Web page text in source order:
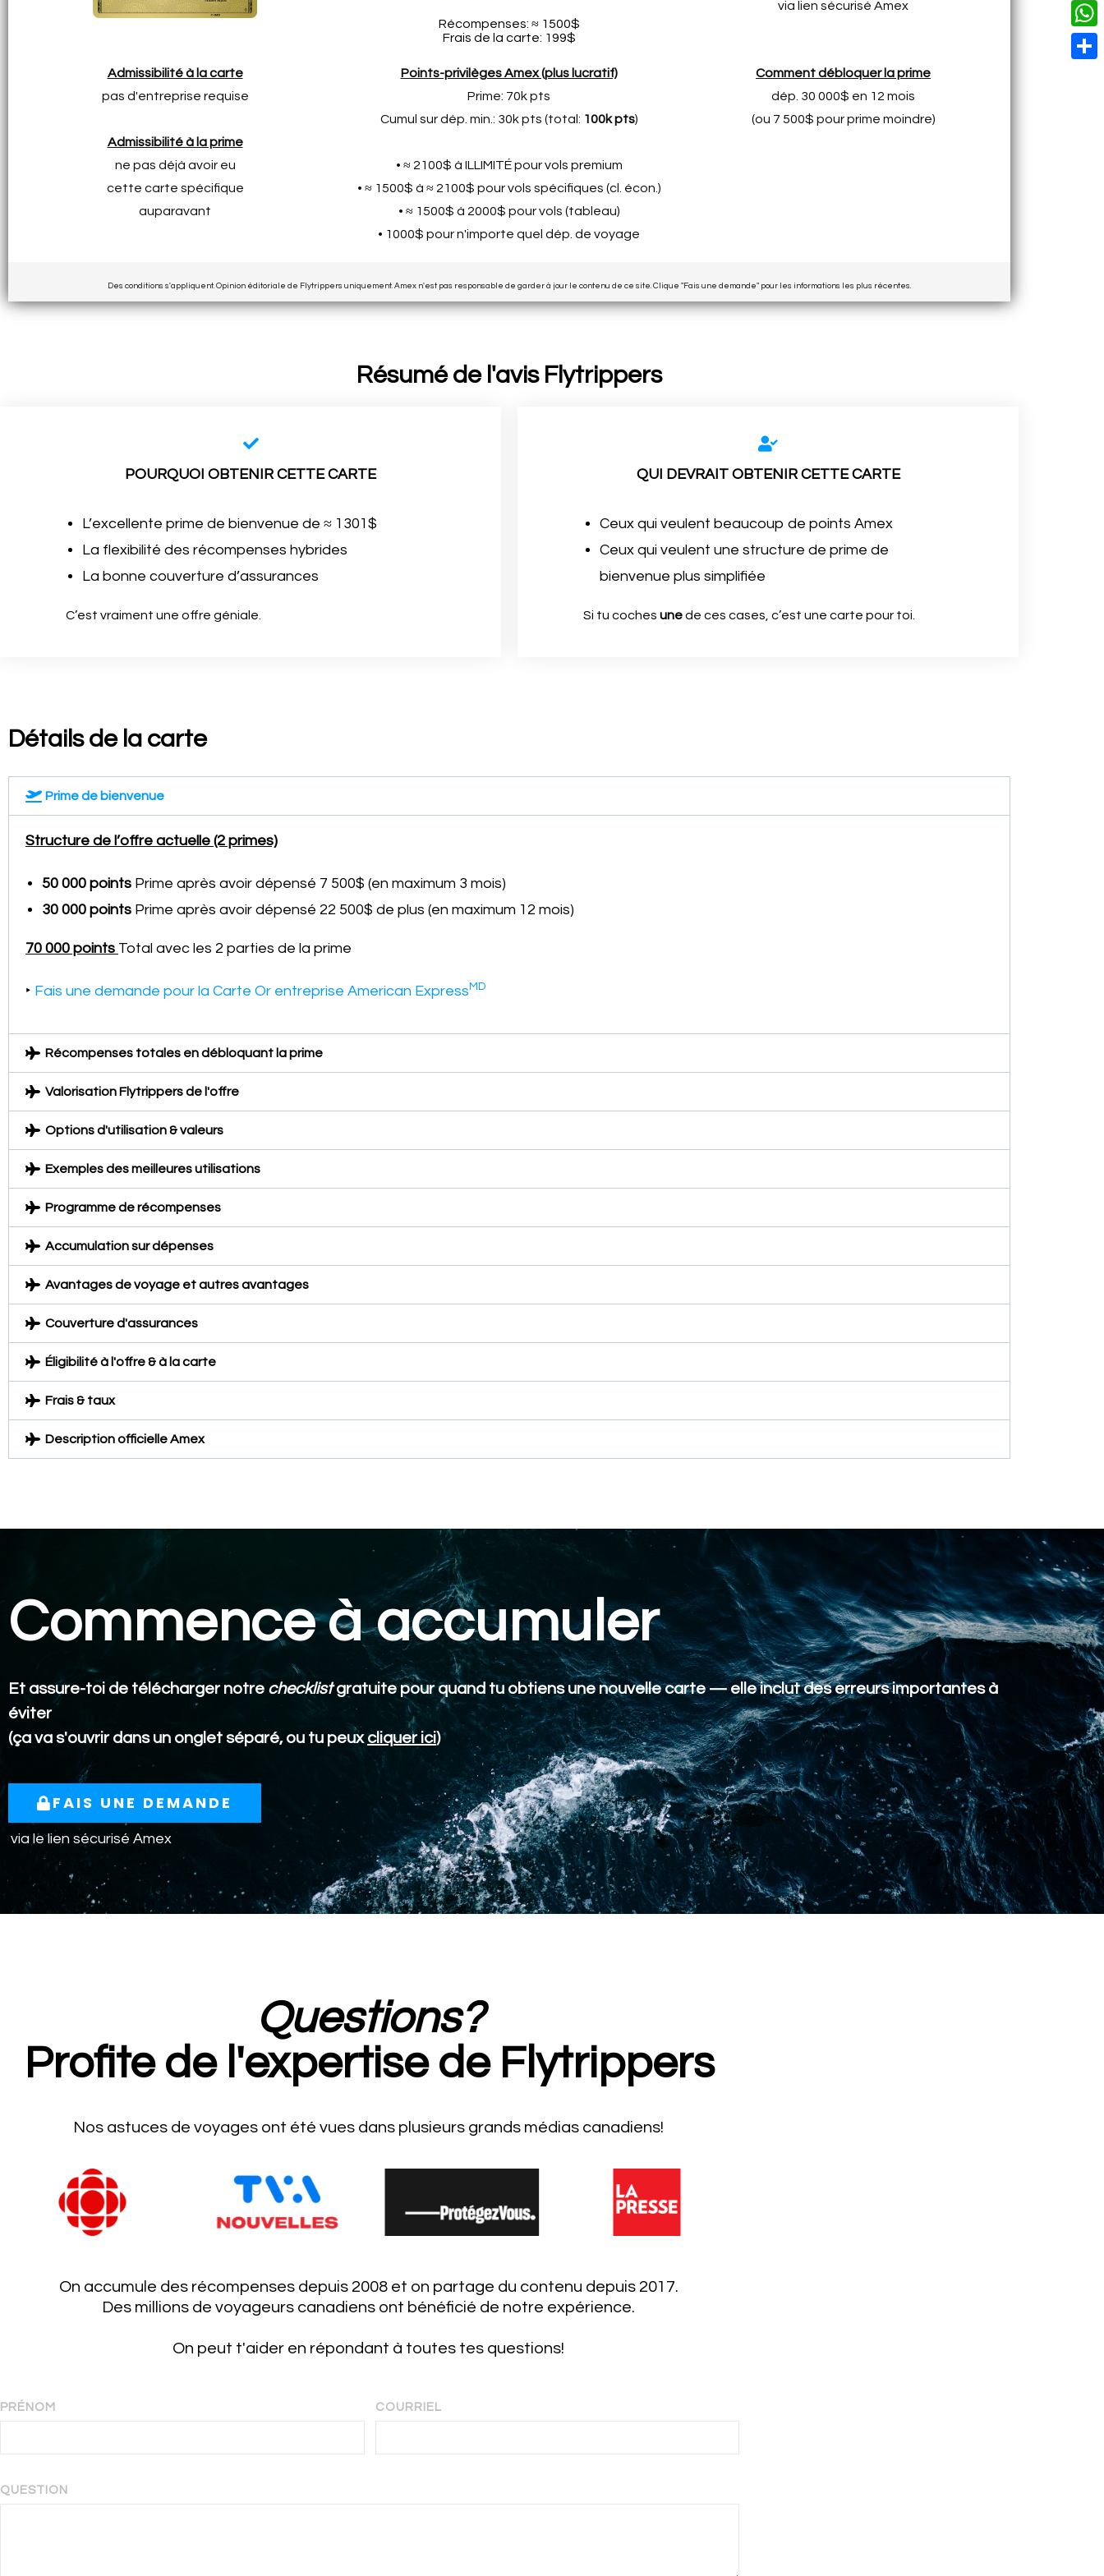
via lien sécurisé Amex
Récompenses: ≈ 1500$
Frais de la carte: 199$
Admissibilité à la carte
pas d'entreprise requise
Admissibilité à la prime
ne pas déjà avoir eu
cette carte spécifique
auparavant
Points-privilèges Amex (plus lucratif)
Prime: 70k pts
Cumul sur dép. min.: 30k pts (total: 100k pts)
• ≈ 2100$ à ILLIMITÉ pour vols premium
• ≈ 1500$ à ≈ 2100$ pour vols spécifiques (cl. écon.)
• ≈ 1500$ à 2000$ pour vols (tableau)
• 1000$ pour n'importe quel dép. de voyage
Comment débloquer la prime
dép. 30 000$ en 12 mois
(ou 7 500$ pour prime moindre)
Des conditions s'appliquent. Opinion éditoriale de Flytrippers uniquement. Amex n'est pas responsable de garder à jour le contenu de ce site. Clique "Fais une demande" pour les informations les plus récentes.
Résumé de l'avis Flytrippers
POURQUOI OBTENIR CETTE CARTE
L’excellente prime de bienvenue de ≈ 1301$
La flexibilité des récompenses hybrides
La bonne couverture d’assurances
C’est vraiment une offre géniale.
QUI DEVRAIT OBTENIR CETTE CARTE
Ceux qui veulent beaucoup de points Amex
Ceux qui veulent une structure de prime de
bienvenue plus simplifiée
Si tu coches unede ces cases, c’est une carte pour toi.
Détails de la carte
Prime de bienvenue
Structure de l’offre actuelle (2 primes)
50 000 points Prime après avoir dépensé 7 500$ (en maximum 3 mois)
30 000 points Prime après avoir dépensé 22 500$ de plus (en maximum 12 mois)
70 000 points Total avec les 2 parties de la prime
‣ Fais une demande pour la Carte Or entreprise American Express MD
Récompenses totales en débloquant la prime
Valorisation Flytrippers de l'offre
Options d'utilisation & valeurs
Exemples des meilleures utilisations
Programme de récompenses
Accumulation sur dépenses
Avantages de voyage et autres avantages
Couverture d'assurances
Éligibilité à l'offre & à la carte
Frais & taux
Description officielle Amex
Commence à accumuler
Et assure-toi de télécharger notre checklistgratuite pour quand tu obtiens une nouvelle carte — elle inclut des erreurs importantes à
éviter
(ça va s'ouvrir dans un onglet séparé, ou tu peux cliquer ici)
FAIS UNE DEMANDE
via le lien sécurisé Amex
Questions?
Profite de l'expertise de Flytrippers
Nos astuces de voyages ont été vues dans plusieurs grands médias canadiens!
On accumule des récompenses depuis 2008 et on partage du contenu depuis 2017.
Des millions de voyageurs canadiens ont bénéficié de notre expérience.
On peut t'aider en répondant à toutes tes questions!
PRÉNOM COURRIEL
QUESTION
k
n
g
e
L
i
n
X
W